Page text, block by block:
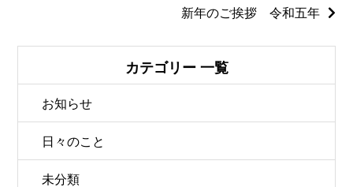
新年のご挨拶 令和五年
カテゴリー 一覧
お知らせ
日々のこと
未分類